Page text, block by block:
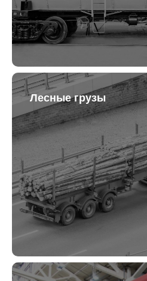
Лесные грузы